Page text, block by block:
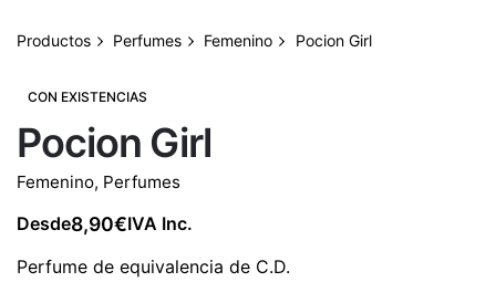
Productos Perfumes Femenino Pocion Girl
CON EXISTENCIAS
Pocion Girl
Femenino, Perfumes
Desde8,90€IVA Inc.
Perfume de equivalencia de C.D.